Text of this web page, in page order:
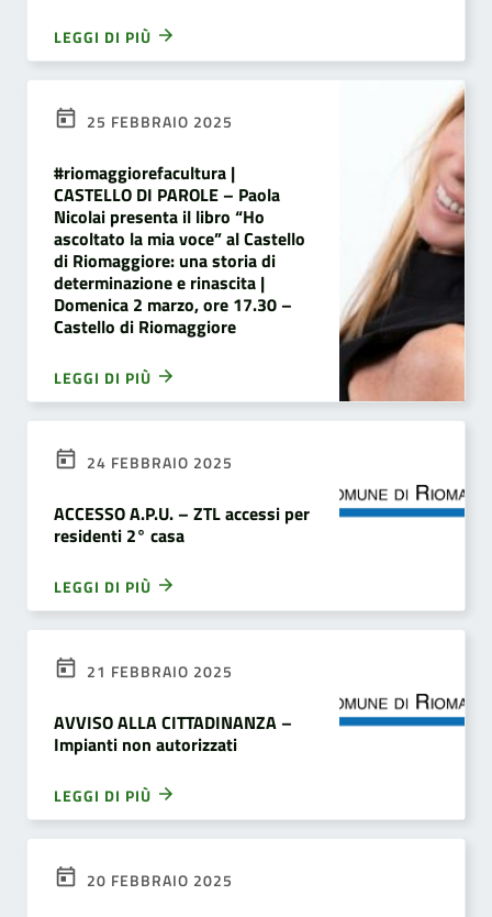
LEGGI DI PIÙ
25 FEBBRAIO 2025
#riomaggiorefacultura |
CASTELLO DI PAROLE – Paola
Nicolai presenta il libro “Ho
ascoltato la mia voce” al Castello
di Riomaggiore: una storia di
determinazione e rinascita |
Domenica 2 marzo, ore 17.30 –
Castello di Riomaggiore
LEGGI DI PIÙ
24 FEBBRAIO 2025
ACCESSO A.P.U. – ZTL accessi per
residenti 2° casa
LEGGI DI PIÙ
21 FEBBRAIO 2025
AVVISO ALLA CITTADINANZA –
Impianti non autorizzati
LEGGI DI PIÙ
20 FEBBRAIO 2025